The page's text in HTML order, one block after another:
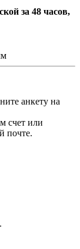
за 48 часов,
анкету на
счет или
почте.